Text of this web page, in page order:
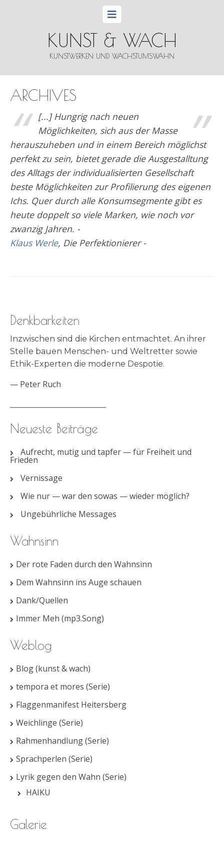
KUNST & WACH
KUNSTWERKEN UND WACHSTUMSWAHN
ARCHIVES
”
“
[...] Hungrig nach neuen
Möglichkeiten, sich aus der Masse
herauszuheben und in einem Bereich möglichst
perfekt zu sein, bietet gerade die Ausgestalltung
des Alltags der individualisierten Gesellschaft
beste Möglichkeiten zur Profilierung des eigenen
Ichs. Quer durch alle Konsumsegmente gibt es
heute doppelt so viele Marken, wie noch vor
zwanzig Jahren. -
Klaus Werle, Die Perfektionierer -
Denkbarkeiten
Inzwischen sind die Kirchen entmachtet. An ihrer
Stelle bauen Menschen- und Weltretter sowie
Ethik-Experten die moderne Despotie.
— Peter Ruch
Neueste Beiträge
Aufrecht, mutig und tapfer — für Freiheit und
Frieden
Vernissage
Wie nur — war den sowas — wieder möglich?
Ungebührliche Messages
Wahnsinn
Der rote Faden durch den Wahnsinn
Dem Wahnsinn ins Auge schauen
Dank/Quellen
Immer Meh (mp3.Song)
Weblog
Blog (kunst & wach)
tempora et mores (Serie)
Flaggenmanifest Heitersberg
Weichlinge (Serie)
Rahmenhandlung (Serie)
Sprachperlen (Serie)
Lyrik gegen den Wahn (Serie)
HAIKU
Galerie